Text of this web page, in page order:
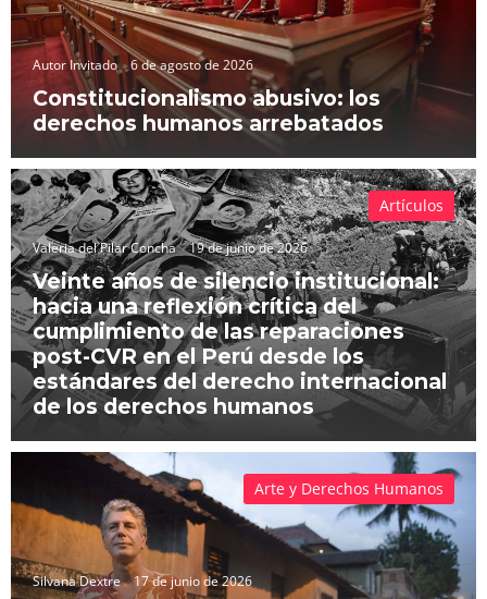
Autor Invitado 6 de agosto de 2026
Constitucionalismo abusivo: los
derechos humanos arrebatados
Valeria del Pilar Concha 19 de junio de 2026
Veinte años de silencio institucional:
hacia una reflexión crítica del
cumplimiento de las reparaciones
post-CVR en el Perú desde los
estándares del derecho internacional
de los derechos humanos
Artículos
Silvana Dextre 17 de junio de 2026
Arte y Derechos Humanos